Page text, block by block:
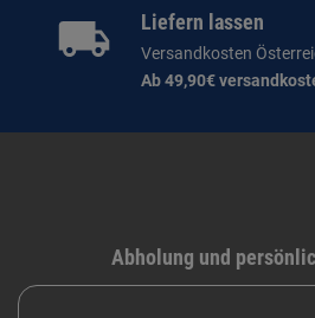
Liefern lassen
Versandkosten
Ab 49,90€
Abholung und